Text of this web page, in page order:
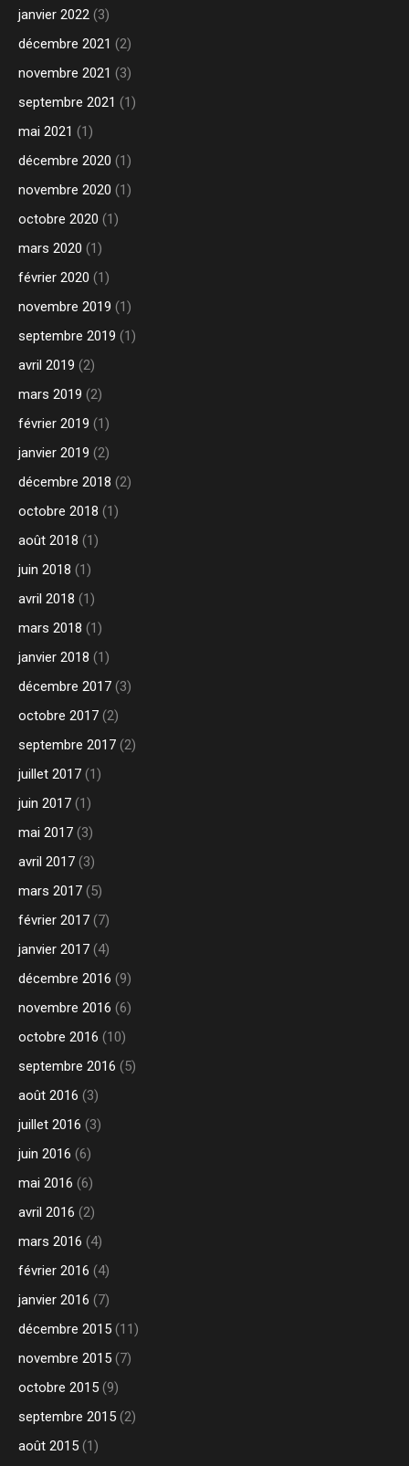
janvier 2022 (3)
décembre 2021 (2)
novembre 2021 (3)
septembre 2021 (1)
mai 2021 (1)
décembre 2020 (1)
novembre 2020 (1)
octobre 2020 (1)
mars 2020 (1)
février 2020 (1)
novembre 2019 (1)
septembre 2019 (1)
avril 2019 (2)
mars 2019 (2)
février 2019 (1)
janvier 2019 (2)
décembre 2018 (2)
octobre 2018 (1)
août 2018 (1)
juin 2018 (1)
avril 2018 (1)
mars 2018 (1)
janvier 2018 (1)
décembre 2017 (3)
octobre 2017 (2)
septembre 2017 (2)
juillet 2017 (1)
juin 2017 (1)
mai 2017 (3)
avril 2017 (3)
mars 2017 (5)
février 2017 (7)
janvier 2017 (4)
décembre 2016 (9)
novembre 2016 (6)
octobre 2016 (10)
septembre 2016 (5)
août 2016 (3)
juillet 2016 (3)
juin 2016 (6)
mai 2016 (6)
avril 2016 (2)
mars 2016 (4)
février 2016 (4)
janvier 2016 (7)
décembre 2015 (11)
novembre 2015 (7)
octobre 2015 (9)
septembre 2015 (2)
août 2015 (1)